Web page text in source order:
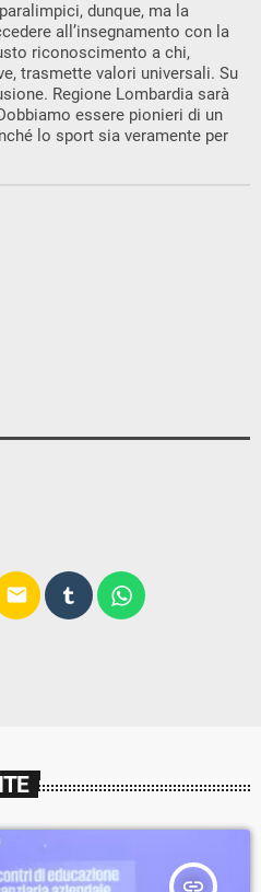
dunque, ma la
all’insegnamento con la
riconoscimento a chi,
trasmette valori universali. Su
Regione Lombardia sarà
essere pionieri di un
lo sport sia veramente per
email
insert_link